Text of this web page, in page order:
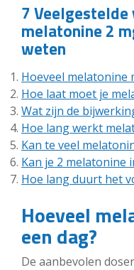
7 Veelgestelde
melatonine 2
weten
Hoeveel melatonine
Hoe laat moet je
Wat zijn de
Hoe lang werkt
Kan te veel
Kan je 2 melatonine
Hoe lang duurt het
Hoeveel
een dag?
De aanbevolen